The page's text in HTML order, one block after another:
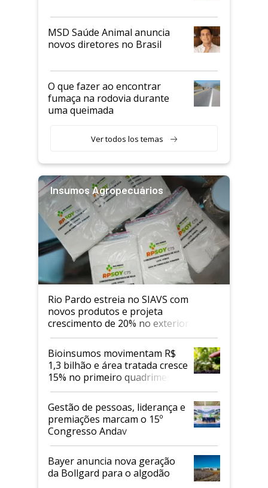
MSD Saúde Animal anuncia
novos diretores no Brasil
O que fazer ao encontrar
fumaça na rodovia durante
uma queimada
Ver todos los temas
Insumos Agropecuários
Rio Pardo estreia no SIAVS com
novos produtos e projeta
crescimento de 20% no exterior
Bioinsumos movimentam R$
1,3 bilhão e área tratada cresce
15% no primeiro quadrimestre
de 2026
Gestão de pessoas, liderança e
premiações marcam o 15º
Congresso Andav
Bayer anuncia nova geração
da Bollgard para o algodão